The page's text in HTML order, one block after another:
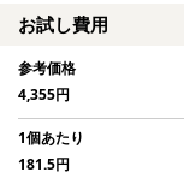
お試し費用
参考価格
4,355円
1個あたり
181.5円